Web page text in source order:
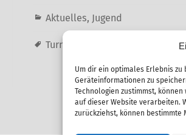
Um dir ein optimales Erlebnis
Geräteinformationen zu
Technologien zustimmst,
auf dieser Website verarbeiten.
zurückziehst, können
Aktuelles, Jugend
Turnier